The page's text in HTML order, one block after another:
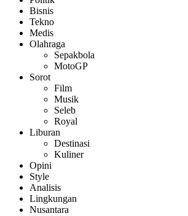
Bisnis
Tekno
Medis
Olahraga
Sepakbola
MotoGP
Sorot
Film
Musik
Seleb
Royal
Liburan
Destinasi
Kuliner
Opini
Style
Analisis
Lingkungan
Nusantara